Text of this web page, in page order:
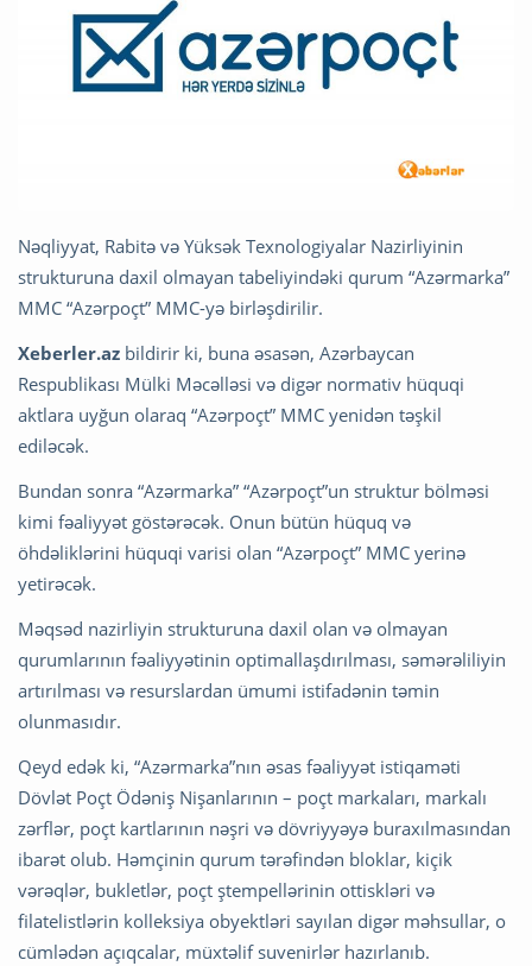
Nəqliyyat, Rabitə və Yüksək Texnologiyalar Nazirliyinin
strukturuna daxil olmayan tabeliyindəki qurum “Azərmarka”
MMC “Azərpoçt” MMC-yə birləşdirilir.
Xeberler.az bildirir ki, buna əsasən, Azərbaycan
Respublikası Mülki Məcəlləsi və digər normativ hüquqi
aktlara uyğun olaraq “Azərpoçt” MMC yenidən təşkil
ediləcək.
Bundan sonra “Azərmarka” “Azərpoçt”un struktur bölməsi
kimi fəaliyyət göstərəcək. Onun bütün hüquq və
öhdəliklərini hüquqi varisi olan “Azərpoçt” MMC yerinə
yetirəcək.
Məqsəd nazirliyin strukturuna daxil olan və olmayan
qurumlarının fəaliyyətinin optimallaşdırılması, səmərəliliyin
artırılması və resurslardan ümumi istifadənin təmin
olunmasıdır.
Qeyd edək ki, “Azərmarka”nın əsas fəaliyyət istiqaməti
Dövlət Poçt Ödəniş Nişanlarının – poçt markaları, markalı
zərflər, poçt kartlarının nəşri və dövriyyəyə buraxılmasından
ibarət olub. Həmçinin qurum tərəfindən bloklar, kiçik
vərəqlər, bukletlər, poçt ştempellərinin ottiskləri və
filatelistlərin kolleksiya obyektləri sayılan digər məhsullar, o
cümlədən açıqcalar, müxtəlif suvenirlər hazırlanıb.